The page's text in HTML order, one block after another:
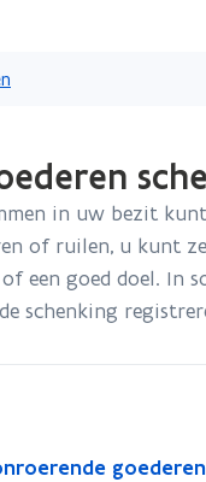
gaan
in uw bezit
of ruilen, u kunt
een goed doel. In
schenking
goederen